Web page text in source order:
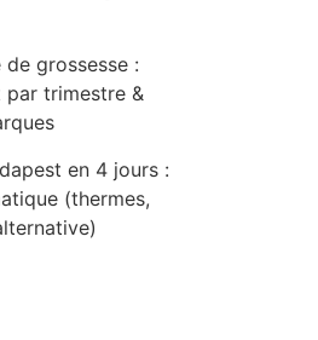
grossesse :
trimestre &
en 4 jours :
(thermes,